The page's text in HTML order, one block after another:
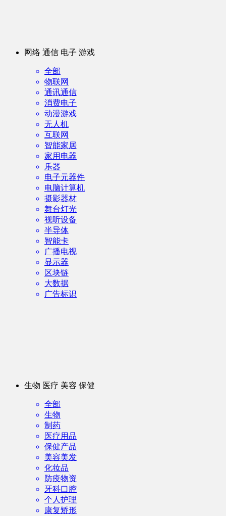
网络 通信 电子 游戏
全部
物联网
通讯通信
消费电子
动漫游戏
无人机
互联网
智能家居
家用电器
乐器
电子元器件
电脑计算机
摄影器材
舞台灯光
视听设备
半导体
智能卡
广播电视
显示器
区块链
大数据
广告标识
生物 医疗 美容 保健
全部
生物
制药
医疗用品
保健产品
美容美发
化妆品
防疫物资
牙科口腔
个人护理
康复矫形